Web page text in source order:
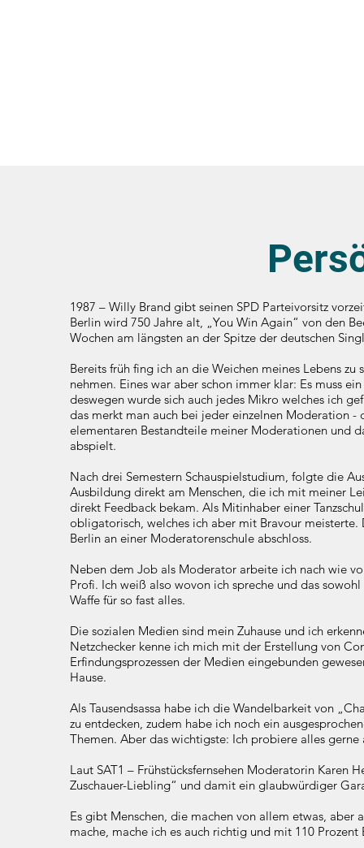
1987 – Willy Brand gibt seinen SPD Parteivorsitz
Berlin wird 750 Jahre alt, „You Win Again“ von den
Wochen am längsten an der Spitze der deutschen
Bereits früh fing ich an die Weichen meines Lebens
nehmen. Eines war aber schon immer klar: Es muss
deswegen wurde sich auch jedes Mikro welches ich
das merkt man auch bei jeder einzelnen Moderation
elementaren Bestandteile meiner Moderationen und
abspielt.
Nach drei Semestern Schauspielstudium, folgte die
Ausbildung direkt am Menschen, die ich mit meiner
direkt Feedback bekam. Als Mitinhaber einer
obligatorisch, welches ich aber mit Bravour
Berlin an einer Moderatorenschule abschloss.
Neben dem Job als Moderator arbeite ich nach wie
Profi. Ich weiß also wovon ich spreche und das
Waffe für so fast alles.
Die sozialen Medien sind mein Zuhause und ich
Netzchecker kenne ich mich mit der Erstellung von
Erfindungsprozessen der Medien eingebunden
Hause.
Als Tausendsassa habe ich die Wandelbarkeit von
zu entdecken, zudem habe ich noch ein
Themen. Aber das wichtigste: Ich probiere alles gerne
Laut SAT1 – Frühstücksfernsehen Moderatorin Karen
Zuschauer-Liebling“ und damit ein glaubwürdiger
Es gibt Menschen, die machen von allem etwas, aber
mache, mache ich es auch richtig und mit 110 Prozent